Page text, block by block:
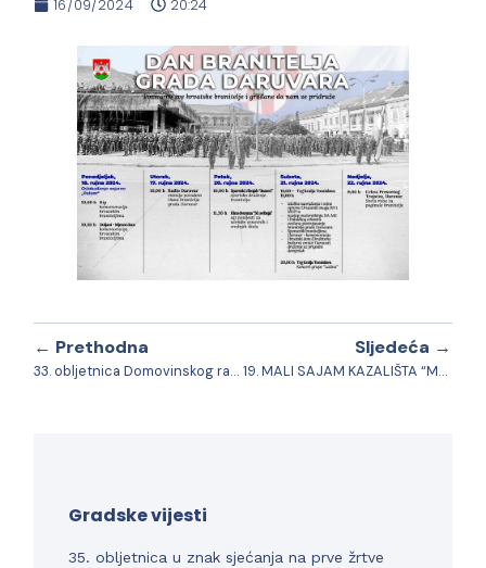
16/09/2024 20:24
← Prethodna
33. obljetnica Domovinskog rata, Dan branitelja grada Daruvara
Sljedeća →
19. MALI SAJAM KAZALIŠTA “Maska” Daruvar
Gradske vijesti
35. obljetnica u znak sjećanja na prve žrtve